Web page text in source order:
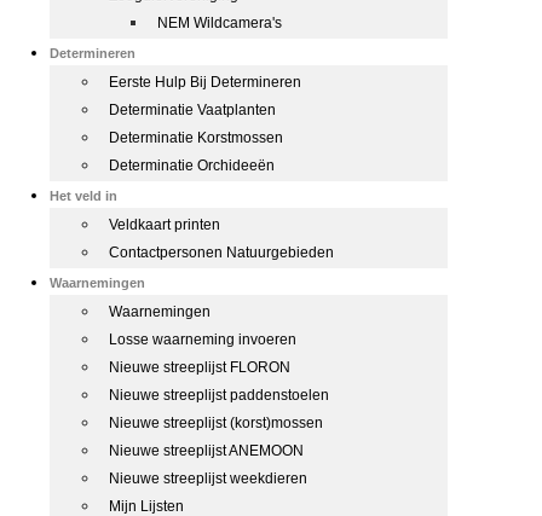
NEM Wildcamera's
Determineren
Eerste Hulp Bij Determineren
Determinatie Vaatplanten
Determinatie Korstmossen
Determinatie Orchideeën
Het veld in
Veldkaart printen
Contactpersonen Natuurgebieden
Waarnemingen
Waarnemingen
Losse waarneming invoeren
Nieuwe streeplijst FLORON
Nieuwe streeplijst paddenstoelen
Nieuwe streeplijst (korst)mossen
Nieuwe streeplijst ANEMOON
Nieuwe streeplijst weekdieren
Mijn Lijsten